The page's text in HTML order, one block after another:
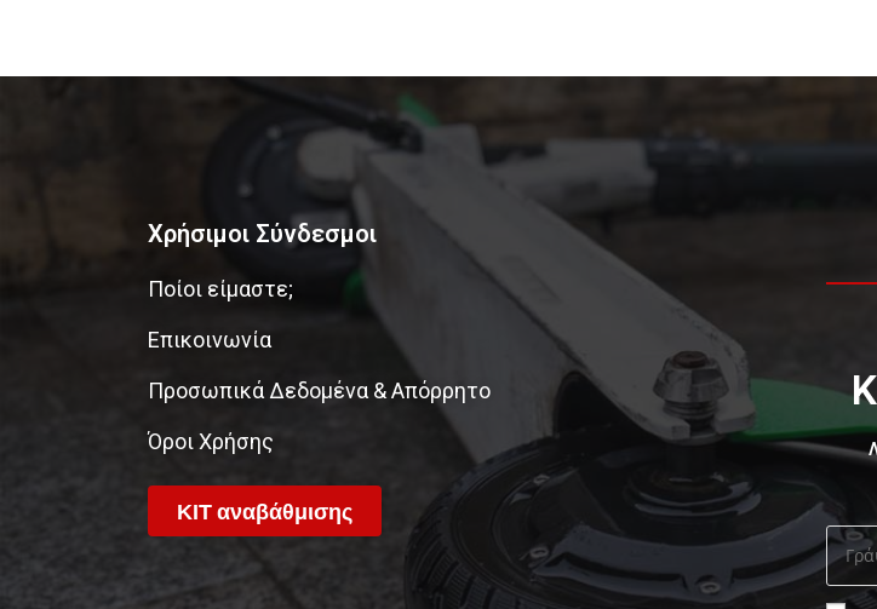
Χρήσιμοι Σύνδεσμοι
Ποίοι είμαστε;
Επικοινωνία
Προσωπικά Δεδομένα & Απόρρητο
Όροι Χρήσης
ΚΙΤ αναβάθμισης